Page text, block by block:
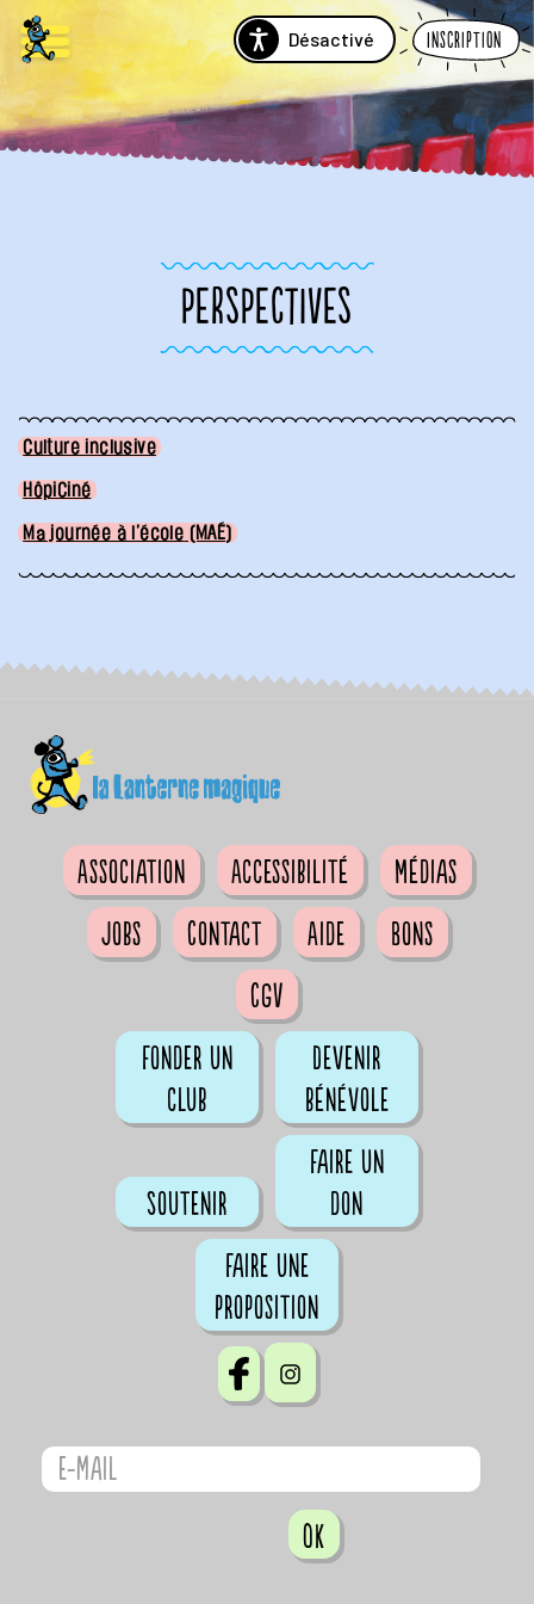
Désactivé Inscription
PERSPECTIVES
Culture inclusive
HôpiCiné
Ma journée à l’école (MAÉ)
Association Accessibilité
Médias
Jobs
Contact Aide
Bons
CGV
Fonder un
club
Devenir
bénévole
Soutenir
Faire un
don
Faire une
proposition
OK